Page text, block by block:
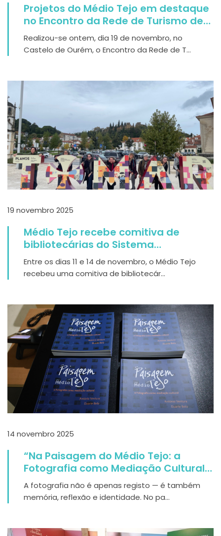
Projetos do Médio Tejo em destaque
no Encontro da Rede de Turismo de
Bem-Estar
Realizou-se ontem, dia 19 de novembro, no
Castelo de Ourém, o Encontro da Rede de T...
19 novembro 2025
Médio Tejo recebe comitiva de
bibliotecárias do Sistema
Bibliotecário de Valle Seriana (Itália)
Entre os dias 11 e 14 de novembro, o Médio Tejo
recebeu uma comitiva de bibliotecár...
14 novembro 2025
“Na Paisagem do Médio Tejo: a
Fotografia como Mediação Cultural”
inaugurou-se na Casa dos Cubos,
em Tomar
A fotografia não é apenas registo — é também
memória, reflexão e identidade. No pa...